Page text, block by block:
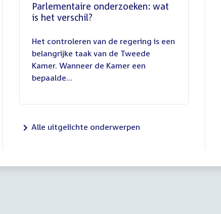
Parlementaire onderzoeken: wat
is het verschil?
juli
2026
Het controleren van de regering is een
belangrijke taak van de Tweede
Kamer. Wanneer de Kamer een
bepaalde...
Alle uitgelichte onderwerpen